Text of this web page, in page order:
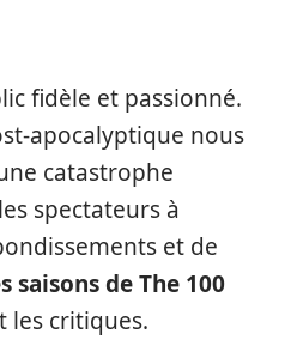
fidèle et passionné.
apocalyptique nous
catastrophe
spectateurs à
et de
saisons de The 100
les critiques.